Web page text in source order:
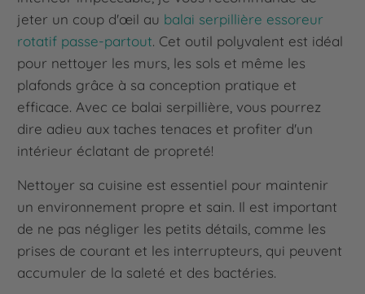
jeter un coup d'œil au balai serpillière essoreur
rotatif passe-partout. Cet outil polyvalent est idéal
pour nettoyer les murs, les sols et même les
plafonds grâce à sa conception pratique et
efficace. Avec ce balai serpillière, vous pourrez
dire adieu aux taches tenaces et profiter d'un
intérieur éclatant de propreté!
Nettoyer sa cuisine est essentiel pour maintenir
un environnement propre et sain. Il est important
de ne pas négliger les petits détails, comme les
prises de courant et les interrupteurs, qui peuvent
accumuler de la saleté et des bactéries.